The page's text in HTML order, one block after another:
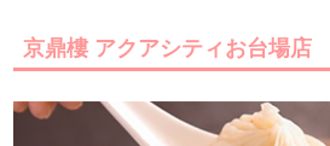
京鼎樓 アクアシティお台場店